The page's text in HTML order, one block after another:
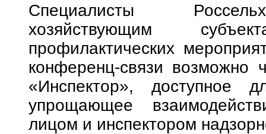
Специалисты
хозяйствующим
профилактических
конференц-связи возможно
«Инспектор», доступное
упрощающее
лицом и инспектором